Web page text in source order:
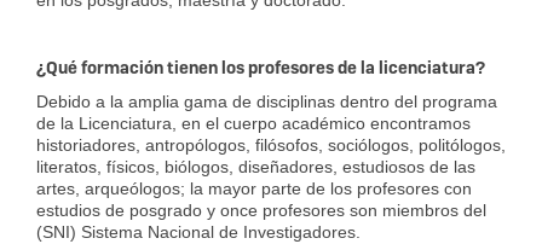
¿Qué formación tienen los profesores de la licenciatura?
Debido a la amplia gama de disciplinas dentro del programa
de la Licenciatura, en el cuerpo académico encontramos
historiadores, antropólogos, filósofos, sociólogos, politólogos,
literatos, físicos, biólogos, diseñadores, estudiosos de las
artes, arqueólogos; la mayor parte de los profesores con
estudios de posgrado y once profesores son miembros del
(SNI) Sistema Nacional de Investigadores.